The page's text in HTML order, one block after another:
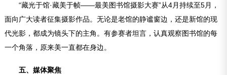
“藏光于馆·藏美于帧——最美图书馆摄影大赛”从4月持续至5月，
面向广大读者征集摄影作品。无论是老馆的静谧窗边，还是新馆的现
代光影，都成为镜头下的主角。有参赛者坦言，认真观察图书馆的每
一个角落，原来美一直都在身边。
五、媒体聚焦